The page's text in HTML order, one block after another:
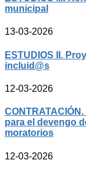
municipal
13-03-2026
ESTUDIOS II.
incluid@s
12-03-2026
para el devengo
moratorios
12-03-2026